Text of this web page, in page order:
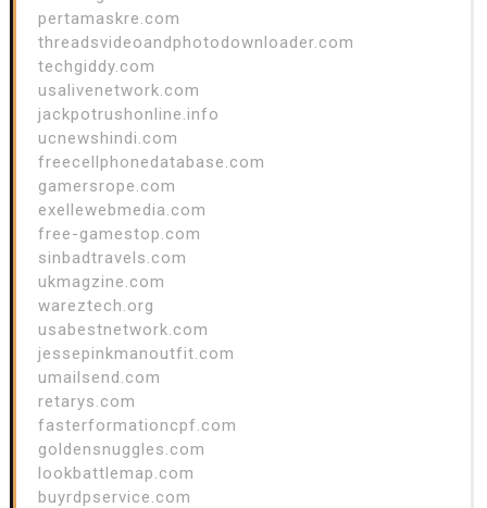
pertamaskre.com
threadsvideoandphotodownloader.com
techgiddy.com
usalivenetwork.com
jackpotrushonline.info
ucnewshindi.com
freecellphonedatabase.com
gamersrope.com
exellewebmedia.com
free-gamestop.com
sinbadtravels.com
ukmagzine.com
wareztech.org
usabestnetwork.com
jessepinkmanoutfit.com
umailsend.com
retarys.com
fasterformationcpf.com
goldensnuggles.com
lookbattlemap.com
buyrdpservice.com